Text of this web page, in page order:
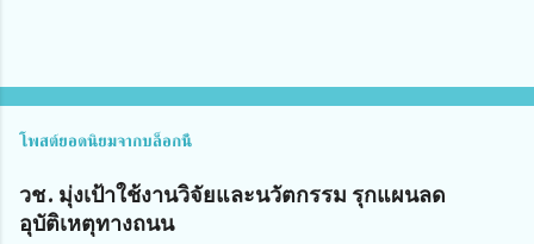
โพสต์ยอดนิยมจากบล็อกนี้
วช. มุ่งเป้าใช้งานวิจัยและนวัตกรรม รุกแผนลด
อุบัติเหตุทางถนน